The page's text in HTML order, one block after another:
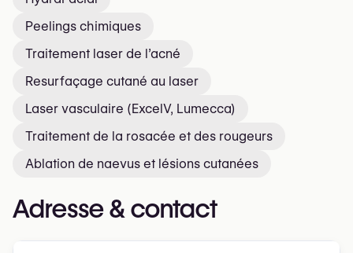
Peelings chimiques
Traitement laser de l’acné
Resurfaçage cutané au laser
Laser vasculaire (ExcelV, Lumecca)
Traitement de la rosacée et des rougeurs
Ablation de nævus et lésions cutanées
Adresse & contact